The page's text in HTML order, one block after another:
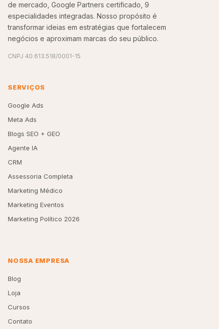
de mercado, Google Partners certificado, 9
especialidades integradas. Nosso propósito é
transformar ideias em estratégias que fortalecem
negócios e aproximam marcas do seu público.
CNPJ 40.613.518/0001-15
SERVIÇOS
Google Ads
Meta Ads
Blogs SEO + GEO
Agente IA
CRM
Assessoria Completa
Marketing Médico
Marketing Eventos
Marketing Político 2026
NOSSA EMPRESA
Blog
Loja
Cursos
Contato